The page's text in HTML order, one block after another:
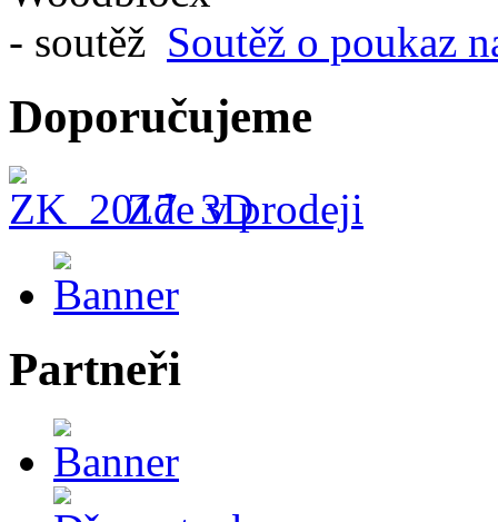
Soutěž o poukaz
Doporučujeme
Zde v prodeji
Partneři